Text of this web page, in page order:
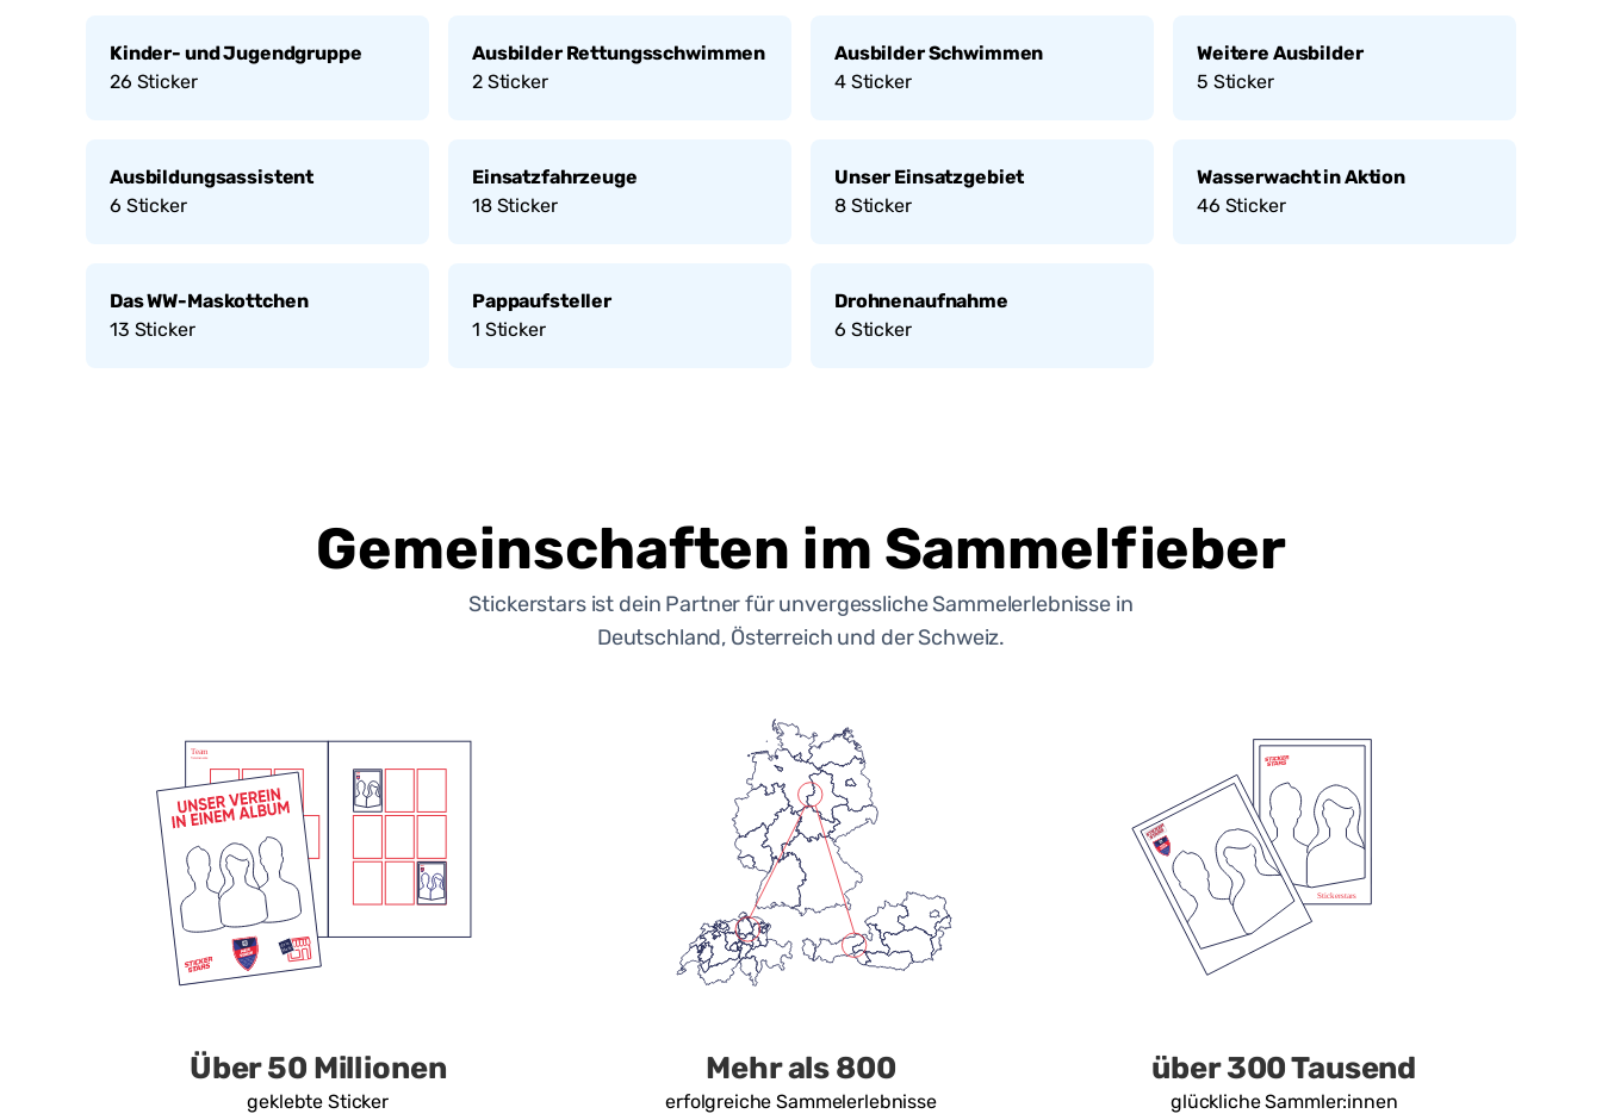
Kinder- und Jugendgruppe
26 Sticker
Ausbilder Rettungsschwimmen
2Sticker
Ausbilder Schwimmen
4Sticker
Weitere Ausbilder
5 Sticker
Ausbildungsassistent
6 Sticker
Einsatzfahrzeuge
18Sticker
Unser Einsatzgebiet
8Sticker
Wasserwacht in Aktion
46 Sticker
Das WW-Maskottchen
13 Sticker
Pappaufsteller
1 Sticker
Drohnenaufnahme
6 Sticker
Gemeinschaften im Sammelfieber
Stickerstars ist dein Partner für unvergessliche Sammelerlebnisse in
Deutschland, Österreich und der Schweiz.
Über 50 Millionen
geklebte Sticker
Mehr als 800
erfolgreiche Sammelerlebnisse
über 300 Tausend
glückliche Sammler:innen